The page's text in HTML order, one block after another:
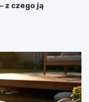
z czego ją